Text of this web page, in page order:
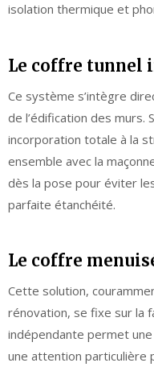
isolation thermique et
Le coffre tunnel
Ce système s’intègre
de l’édification des murs.
incorporation totale à la
ensemble avec la
dès la pose pour éviter
parfaite étanchéité.
Le coffre
Cette solution,
rénovation, se fixe sur la
indépendante permet
une attention particulière